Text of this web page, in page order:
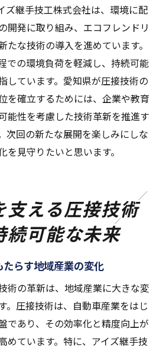
ズ継手技工株式会社は、環境に配
開発に取り組み、エコフレンドリ
たな技術の導入を進めています。
での環境負荷を軽減し、持続可能
しています。愛知県が圧接技術の
を確立するためには、企業や教育
能性を考慮した技術革新を推進す
次回の新たな展開を楽しみにしな
見守りたいと思います。
支える圧接技術
続可能な未来
らす地域産業の変化
術の革新は、地域産業に大きな変
。圧接技術は、自動車産業をはじ
であり、その効率化と精度向上が
めています。特に、アイズ継手技